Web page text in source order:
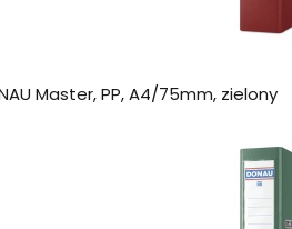
Master, PP, A4/75mm, zielony